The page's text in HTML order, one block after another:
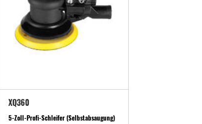
XQ360
5-Zoll-Profi-Schleifer (Selbstabsaugung)